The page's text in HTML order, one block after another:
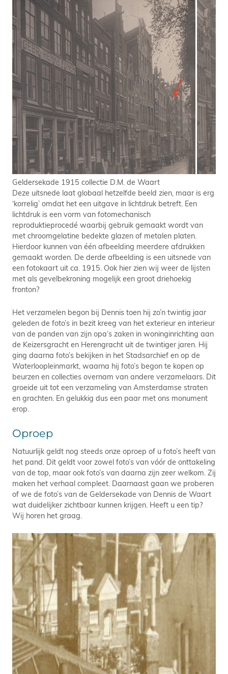
Geldersekade 1915 collectie D.M. de Waart
Deze uitsnede laat globaal hetzelfde beeld zien, maar is erg
‘korrelig’ omdat het een uitgave in lichtdruk betreft. Een
lichtdruk is een vorm van fotomechanisch
reproduktieprocedé waarbij gebruik gemaakt wordt van
met chroomgelatine bedekte glazen of metalen platen.
Hierdoor kunnen van één afbeelding meerdere afdrukken
gemaakt worden. De derde afbeelding is een uitsnede van
een fotokaart uit ca. 1915. Ook hier zien wij weer de lijsten
met als gevelbekroning mogelijk een groot driehoekig
fronton?
Het verzamelen begon bij Dennis toen hij zo’n twintig jaar
geleden de foto’s in bezit kreeg van het exterieur en interieur
van de panden van zijn opa’s zaken in woninginrichting aan
de Keizersgracht en Herengracht uit de twintiger jaren. Hij
ging daarna foto’s bekijken in het Stadsarchief en op de
Waterloopleinmarkt, waarna hij foto’s begon te kopen op
beurzen en collecties overnam van andere verzamelaars. Dit
groeide uit tot een verzameling van Amsterdamse straten
en grachten. En gelukkig dus een paar met ons monument
erop.
Oproep
Natuurlijk geldt nog steeds onze oproep of u foto’s heeft van
het pand. Dit geldt voor zowel foto’s van vóór de onttakeling
van de top, maar ook foto’s van daarna zijn zeer welkom. Zij
maken het verhaal compleet. Daarnaast gaan we proberen
of we de foto’s van de Geldersekade van Dennis de Waart
wat duidelijker zichtbaar kunnen krijgen. Heeft u een tip?
Wij horen het graag.